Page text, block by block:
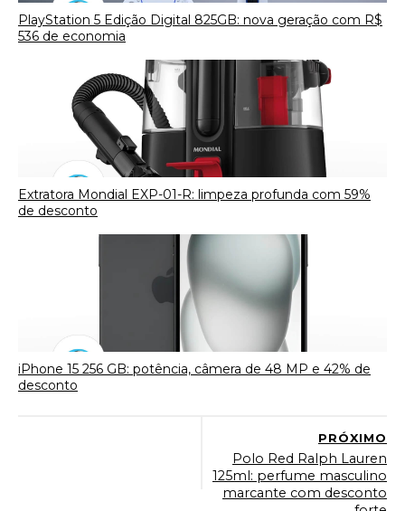
PlayStation 5 Edição Digital 825GB: nova geração com R$
536 de economia
Extratora Mondial EXP-01-R: limpeza profunda com 59%
de desconto
iPhone 15 256 GB: potência, câmera de 48 MP e 42% de
desconto
PRÓXIMO
Polo Red Ralph Lauren
125ml: perfume masculino
marcante com desconto